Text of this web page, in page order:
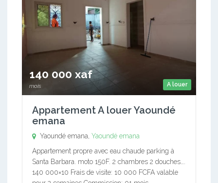
A louer
140 000 xaf
mois
Appartement A louer Yaoundé
emana
Yaoundé emana, Yaoundé emana
Appartement propre avec eau chaude parking à
Santa Barbara. moto 150F. 2 chambres 2 douches….
140 000×10 Frais de visite: 10 000 FCFA valable